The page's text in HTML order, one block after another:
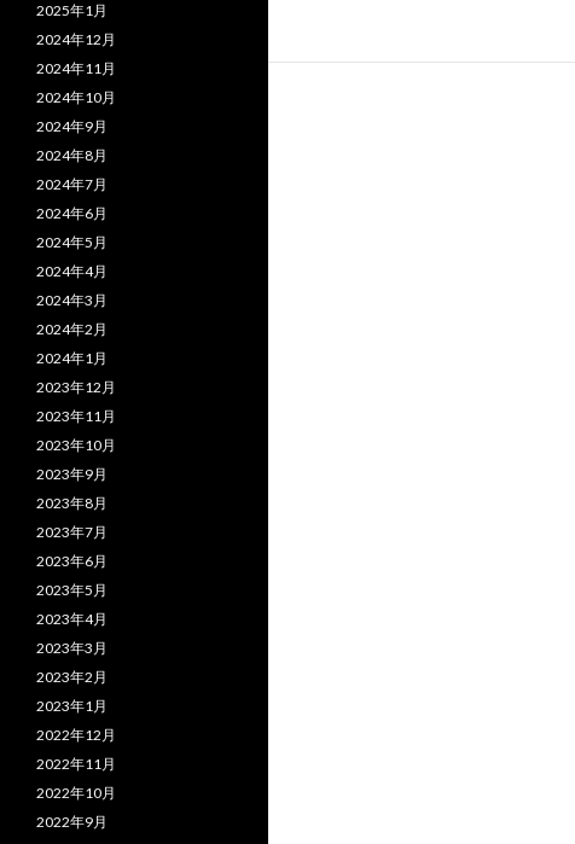
2025年1月
2024年12月
2024年11月
2024年10月
2024年9月
2024年8月
2024年7月
2024年6月
2024年5月
2024年4月
2024年3月
2024年2月
2024年1月
2023年12月
2023年11月
2023年10月
2023年9月
2023年8月
2023年7月
2023年6月
2023年5月
2023年4月
2023年3月
2023年2月
2023年1月
2022年12月
2022年11月
2022年10月
2022年9月